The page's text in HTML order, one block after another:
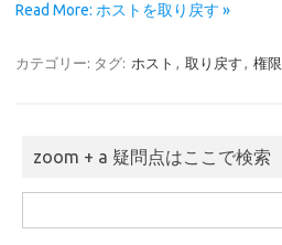
Read More: ホストを取り戻す »
カテゴリー: タグ: ホスト , 取り戻す , 権限
zoom + a 疑問点はここで検索
索: